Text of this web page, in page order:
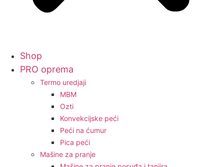
Shop
PRO oprema
Termo uredjaji
MBM
Ozti
Konvekcijske peći
Peći na ćumur
Pica peći
Mašine za pranje